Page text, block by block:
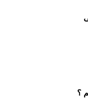
؟